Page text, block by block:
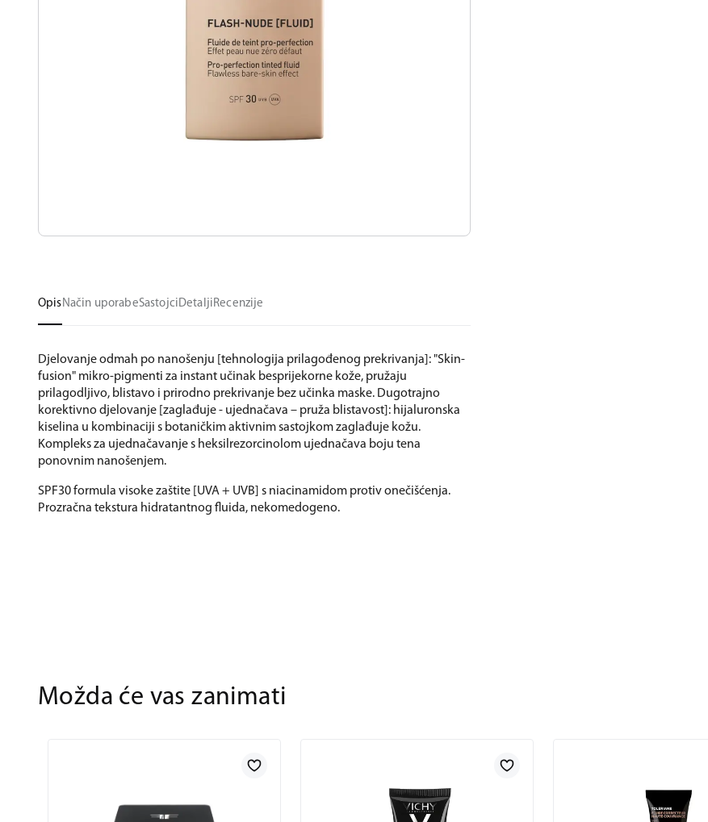
OpisNačin uporabeSastojciDetaljiRecenzije
Djelovanje odmah po nanošenju [tehnologija prilagođenog prekrivanja]: "Skin-
fusion" mikro-pigmenti za instant učinak besprijekorne kože, pružaju
prilagodljivo, blistavo i prirodno prekrivanje bez učinka maske. Dugotrajno
korektivno djelovanje [zaglađuje - ujednačava – pruža blistavost]: hijaluronska
kiselina u kombinaciji s botaničkim aktivnim sastojkom zaglađuje kožu.
Kompleks za ujednačavanje s heksilrezorcinolom ujednačava boju tena
ponovnim nanošenjem.
SPF30 formula visoke zaštite [UVA + UVB] s niacinamidom protiv onečišćenja.
Prozračna tekstura hidratantnog fluida, nekomedogeno.
Možda će vas zanimati